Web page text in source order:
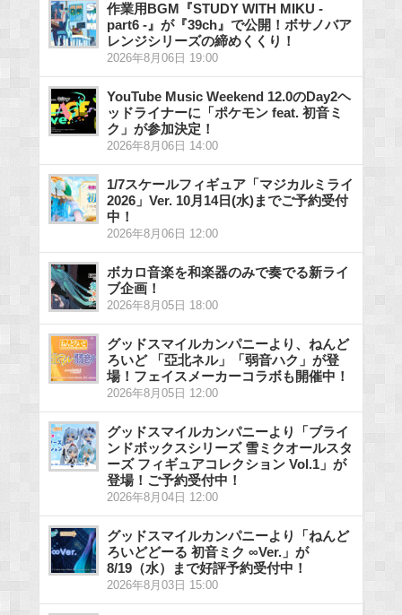
作業用BGM『STUDY WITH MIKU -
part6 -』が『39ch』で公開！ボサノバア
レンジシリーズの締めくくり！
2026年8月06日 19:00
YouTube Music Weekend 12.0のDay2ヘ
ッドライナーに「ポケモン feat. 初音ミ
ク」が参加決定！
2026年8月06日 14:00
1/7スケールフィギュア「マジカルミライ
2026」Ver. 10月14日(水)までご予約受付
中！
2026年8月06日 12:00
ボカロ音楽を和楽器のみで奏でる新ライ
ブ企画！
2026年8月05日 18:00
グッドスマイルカンパニーより、ねんど
ろいど 「亞北ネル」「弱音ハク」が登
場！フェイスメーカーコラボも開催中！
2026年8月05日 12:00
グッドスマイルカンパニーより「ブライ
ンドボックスシリーズ 雪ミクオールスタ
ーズ フィギュアコレクション Vol.1」が
登場！ご予約受付中！
2026年8月04日 12:00
グッドスマイルカンパニーより「ねんど
ろいどどーる 初音ミク ∞Ver.」が
8/19（水）まで好評予約受付中！
2026年8月03日 15:00